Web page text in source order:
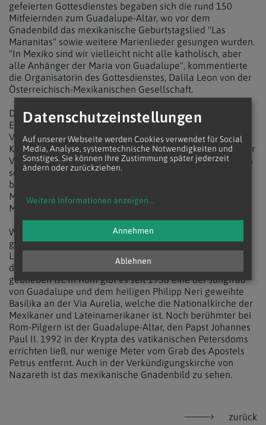
gefeierten Gottesdienstes begaben sich die rund 150
Mitfeiernden zum Guadalupe-Altar, wo vor dem
Gnadenbild das mexikanische Geburtstagslied "Las
Mananitas" sowie weitere Marienlieder gesungen wurden.
"In Mexiko sind wir vielleicht nicht alle katholisch, aber
alle Anhänger der Maria von Guadalupe", kommentierte
die Organisatorin des Gottesdienstes, Dalila Leon von der
Österreichisch-Mexikanischen Gesellschaft.
Der Wiener Guadalupe-Altar wurde in Hinblick auf
Erzherzog Maximilian errichtet, der der Initiator der
Votivkirche war und dessen kurze Regierungszeit als
Kaiser von Mexiko 1867 tragisch endete. Er galt als großer
Verehrer der Muttergottes von Guadalupe und verfügte in
seinem Testament über die Errichtung eines "gut
beleuchteten Guadalupe-Altars". Mit der Kirche am
Mexikoplatz besitzt Wien zudem einen weiteren eng mit
Mexiko verbundenen Sakralbau.
Weitere besonders um den 12. Dezember in Ehren
gehaltene Guadalupe-Altäre gibt es in Europa u.a. in
Lourdes sowie in der Pariser Notre-Dame-Kathedrale, wo
das Bild der Jungfrau vom Brand 2019 verschont
geblieben ist. In Rom gibt es seit 1958 eine der Jungfrau
von Guadalupe und dem heiligen Philipp Neri geweihte
Basilika an der Via Aurelia, welche die Nationalkirche der
Mexikaner und Lateinamerikaner ist. Noch berühmter bei
Rom-Pilgern ist der Guadalupe-Altar, den Papst Johannes
Paul II. 1992 in der Krypta des vatikanischen Petersdoms
errichten ließ, nur wenige Meter vom Grab des Apostels
Petrus entfernt. Auch in der Verkündigungskirche von
Nazareth ist das mexikanische Gnadenbild zu sehen.
zurück
Datenschutzeinstellungen
Auf unserer Webseite werden Cookies verwendet für Social
Media, Analyse, systemtechnische Notwendigkeiten und
Sonstiges. Sie können Ihre Zustimmung später jederzeit
ändern oder zurückziehen.
Weitere Informationen anzeigen...
Ablehnen
Annehmen